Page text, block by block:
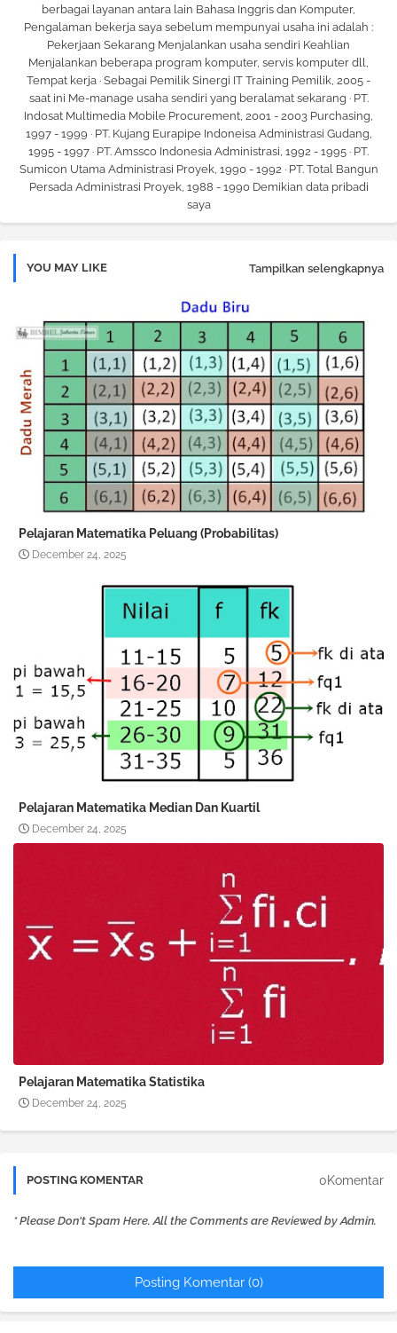
berbagai layanan antara lain Bahasa Inggris dan Komputer,
Pengalaman bekerja saya sebelum mempunyai usaha ini adalah :
Pekerjaan Sekarang Menjalankan usaha sendiri Keahlian
Menjalankan beberapa program komputer, servis komputer dll,
Tempat kerja · Sebagai Pemilik Sinergi IT Training Pemilik, 2005 -
saat ini Me-manage usaha sendiri yang beralamat sekarang · PT.
Indosat Multimedia Mobile Procurement, 2001 - 2003 Purchasing,
1997 - 1999 · PT. Kujang Eurapipe Indoneisa Administrasi Gudang,
1995 - 1997 · PT. Amssco Indonesia Administrasi, 1992 - 1995 · PT.
Sumicon Utama Administrasi Proyek, 1990 - 1992 · PT. Total Bangun
Persada Administrasi Proyek, 1988 - 1990 Demikian data pribadi
saya
YOU MAY LIKE Tampilkan selengkapnya
Pelajaran Matematika Peluang (Probabilitas)
December 24, 2025
Pelajaran Matematika Median Dan Kuartil
December 24, 2025
Pelajaran Matematika Statistika
December 24, 2025
POSTING KOMENTAR 0Komentar
* Please Don't Spam Here. All the Comments are Reviewed by Admin.
Posting Komentar (0)